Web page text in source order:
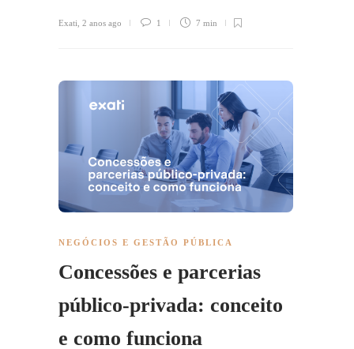
Exati 2 anos ago 1 7 min
NEGÓCIOS E GESTÃO PÚBLICA
Concessões e parcerias
público-privada: conceito
e como funciona